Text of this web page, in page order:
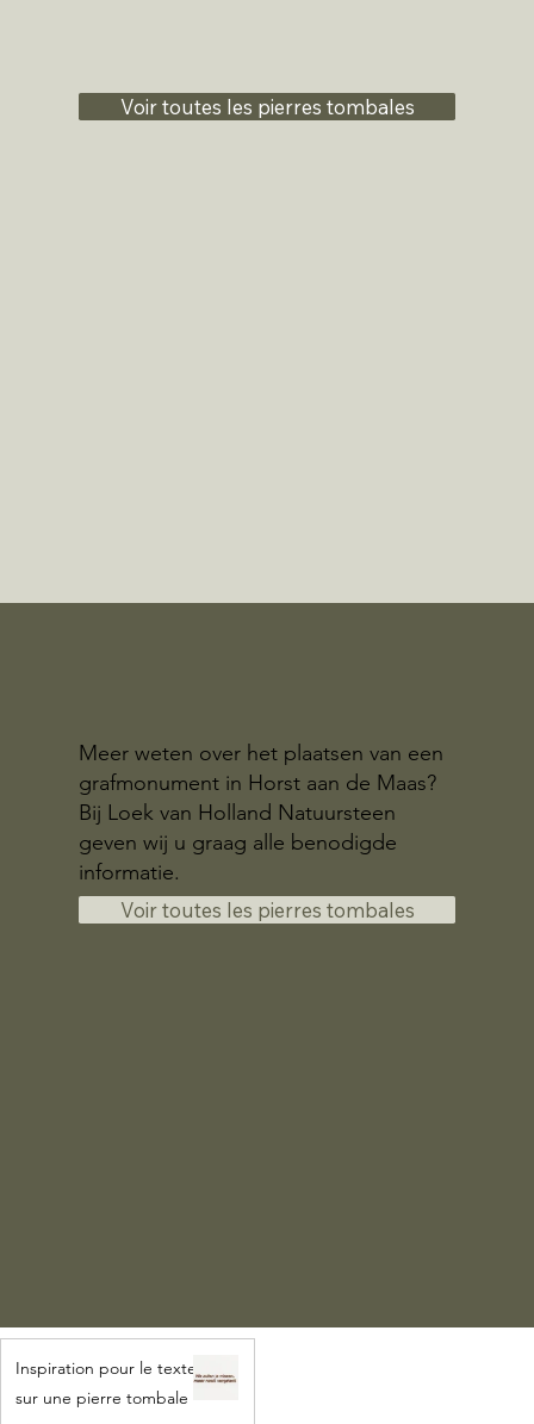
Voir toutes les pierres tombales
Meer weten over het plaatsen van een
grafmonument in Horst aan de Maas?
Bij Loek van Holland Natuursteen
geven wij u graag alle benodigde
informatie.
Voir toutes les pierres tombales
Inspiration pour le texte
sur une pierre tombale